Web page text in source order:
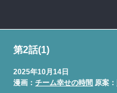
第2話(1)
2025年10月14日
漫画：チーム幸せの時間 原案：